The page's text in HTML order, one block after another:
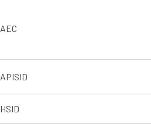
AEC
APISID
HSID